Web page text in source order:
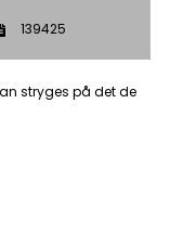
139425
stryges på det de